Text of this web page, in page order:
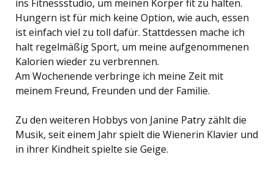
ins Fitnessstudio, um meinen Körper fit zu halten.
Hungern ist für mich keine Option, wie auch, essen
ist einfach viel zu toll dafür. Stattdessen mache ich
halt regelmäßig Sport, um meine aufgenommenen
Kalorien wieder zu verbrennen.
Am Wochenende verbringe ich meine Zeit mit
meinem Freund, Freunden und der Familie.
Zu den weiteren Hobbys von Janine Patry zählt die
Musik, seit einem Jahr spielt die Wienerin Klavier und
in ihrer Kindheit spielte sie Geige.